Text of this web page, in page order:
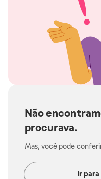
Não
procurava.
Mas, você pode
Ir